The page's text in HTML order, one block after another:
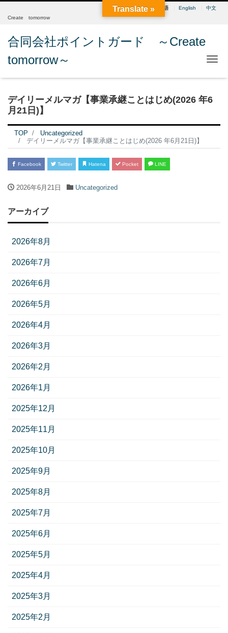
日本語 English
中文
Create tomorrow
合同会社ポイントガード ～Create
tomorrow～
デイリーメルマガ【事業承継ことはじめ(2026 年6
月21日)】
TOP
Uncategorized
デイリーメルマガ【事業承継ことはじめ(2026 年6月21日)】
Facebook Twitter Hatena Pocket LINE
2026年6月21日 Uncategorized
アーカイブ
2026年8月
2026年7月
2026年6月
2026年5月
2026年4月
2026年3月
2026年2月
2026年1月
2025年12月
2025年11月
2025年10月
2025年9月
2025年8月
2025年7月
2025年6月
2025年5月
2025年4月
2025年3月
2025年2月
Translate »